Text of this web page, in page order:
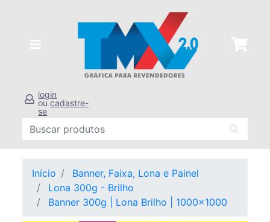
login
oucadastre-
se
Início
Banner, Faixa, Lona e Painel
Lona 300g - Brilho
Banner 300g | Lona Brilho | 1000x1000